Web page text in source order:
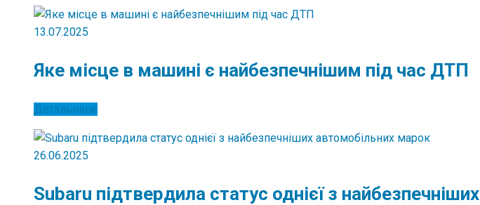
13.07.2025
Яке місце в машині є найбезпечнішим під час ДТП
Детальніше
26.06.2025
Subaru підтвердила статус однієї з найбезпечніших